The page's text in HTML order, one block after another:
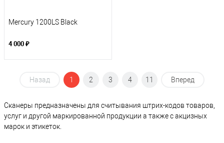
Mercury 1200LS Black
4 000 ₽
Назад 1 2 3 4 11 Вперед
Сканеры предназначены для считывания штрих-кодов товаров,
услуг и другой маркированной продукции а также с акцизных
марок и этикеток.